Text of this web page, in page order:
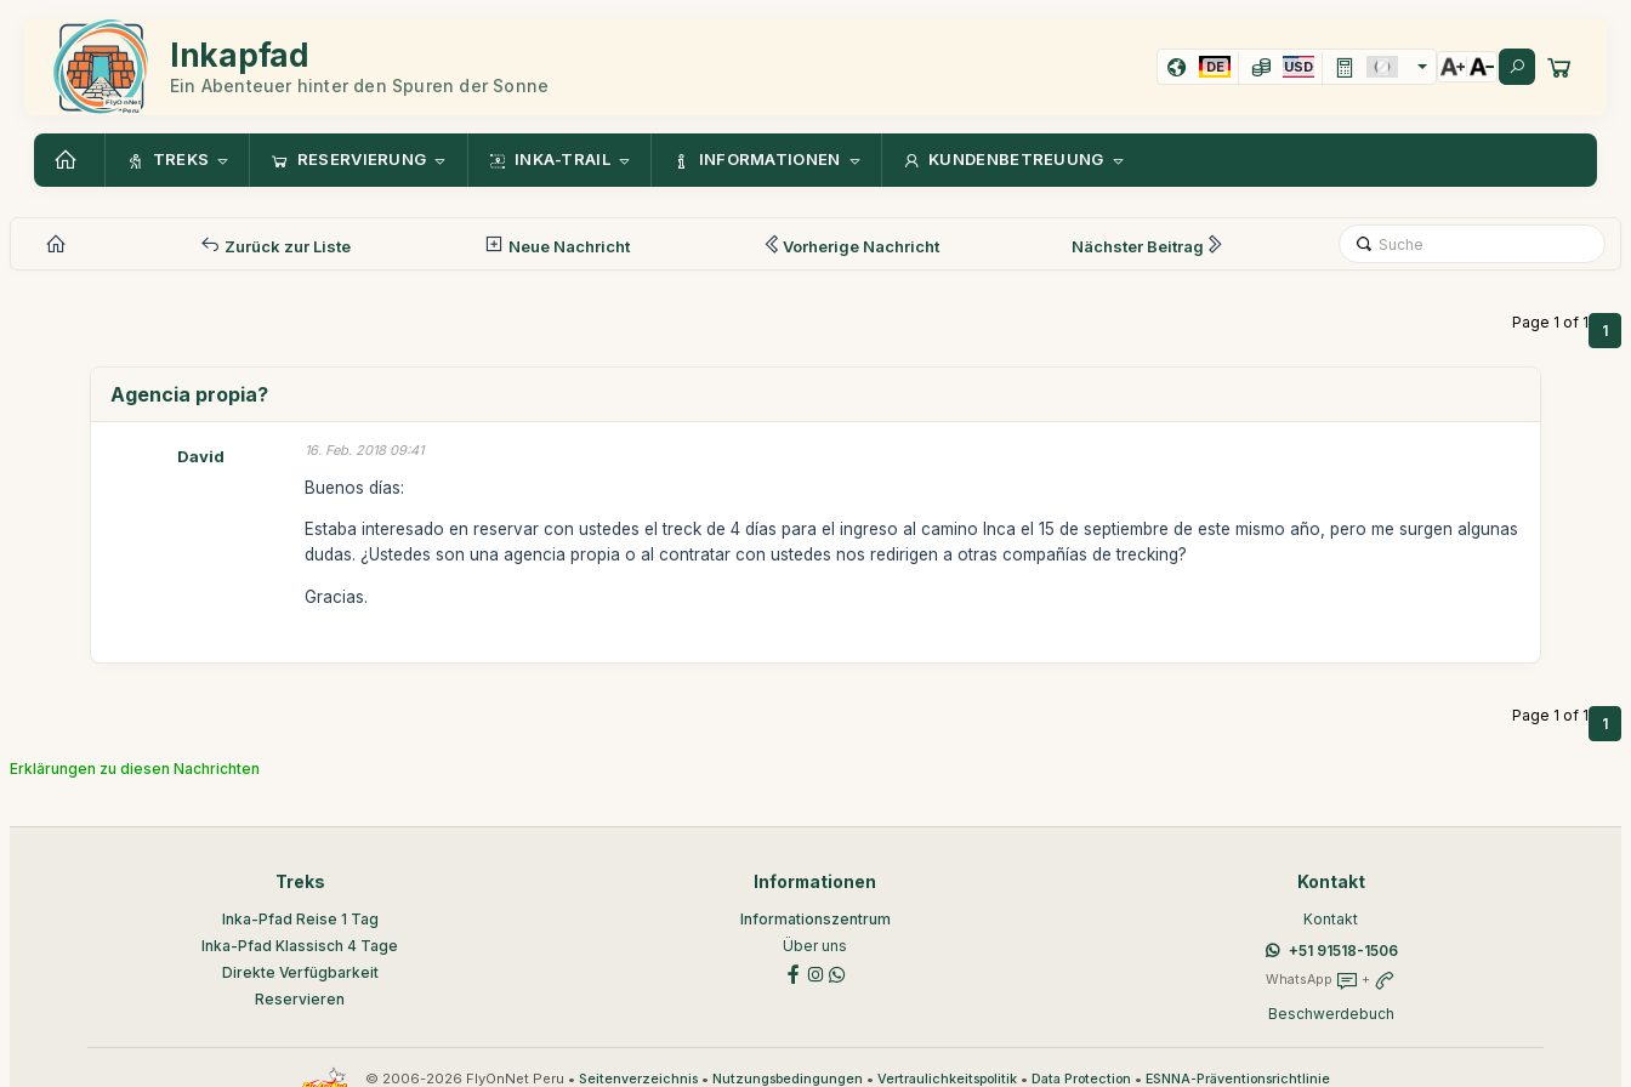
Inkapfad
Ein Abenteuer hinter den Spuren der Sonne
DE USD
TREKS RESERVIERUNG INKA-TRAIL INFORMATIONEN KUNDENBETREUUNG
Zurück zur Liste Neue Nachricht Vorherige Nachricht Nächster Beitrag
Page 1 of 1 1
Agencia propia?
David 16. Feb. 2018 09:41
Buenos días:
Estaba interesado en reservar con ustedes el treck de 4 días para el ingreso al camino Inca el 15 de septiembre de este mismo año, pero me surgen algunas
dudas. ¿Ustedes son una agencia propia o al contratar con ustedes nos redirigen a otras compañías de trecking?
Gracias.
Page 1 of 1 1
Erklärungen zu diesen Nachrichten
Treks
Inka-Pfad Reise 1 Tag
Inka-Pfad Klassisch 4 Tage
Direkte Verfügbarkeit
Reservieren
Informationen
Informationszentrum
Über uns
Kontakt
Kontakt
+51 91518-1506
WhatsApp +
Beschwerdebuch
© 2006-2026 FlyOnNet Peru • Seitenverzeichnis• Nutzungsbedingungen • Vertraulichkeitspolitik• Data Protection • ESNNA-Präventionsrichtlinie